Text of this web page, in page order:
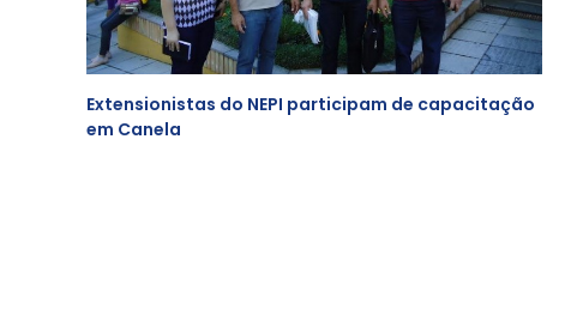
Extensionistas do NEPI participam de capacitação
em Canela